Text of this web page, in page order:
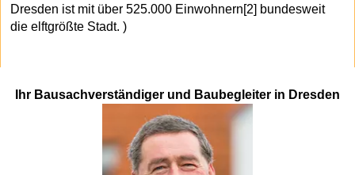
Ihr Bausachverständiger und Baubegleiter in Dresden
Dresden ist mit über 525.000 Einwohnern[2] bundesweit
die elftgrößte Stadt. )